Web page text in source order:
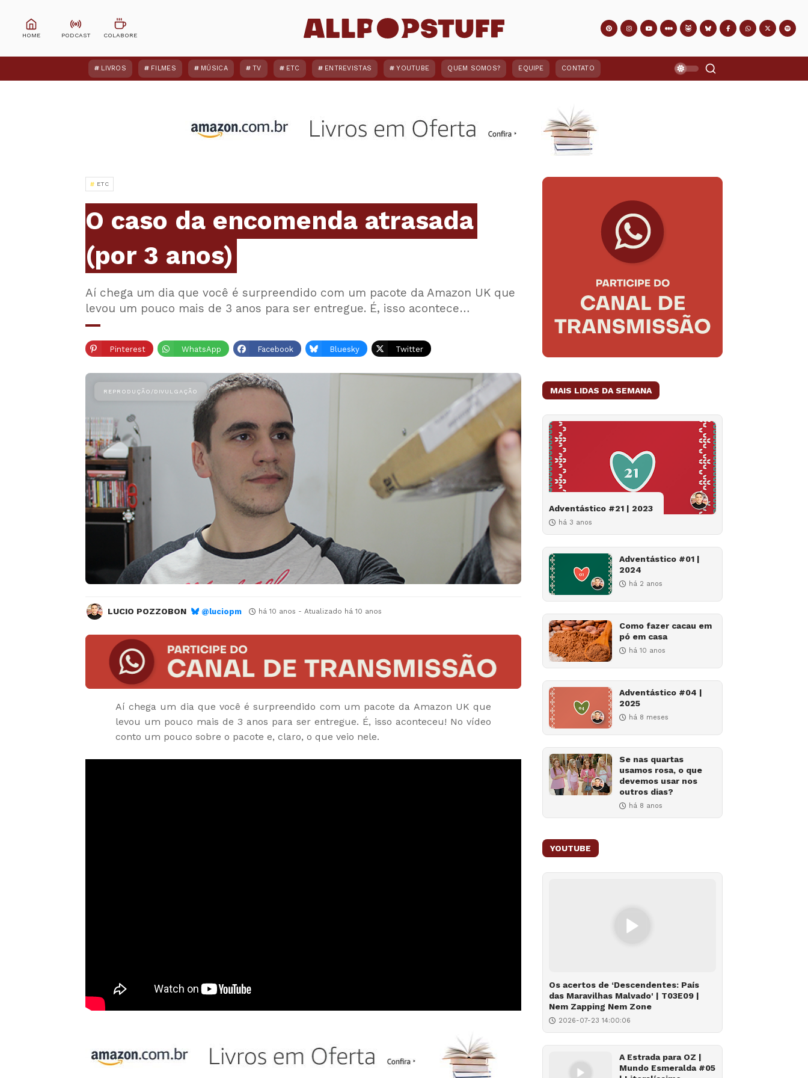
LIVROS FILMES MÚSICA TV ETC ENTREVISTAS YOUTUBE QUEM SOMOS? EQUIPE CONTATO
ETC
O caso da encomenda atrasada
(por 3 anos)
Aí chega um dia que você é surpreendido com um pacote da Amazon UK que
levou um pouco mais de 3 anos para ser entregue. É, isso acontece…
Pinterest WhatsApp Facebook Bluesky Twitter
LUCIO POZZOBON @luciopm há 10 anos - Atualizado há 10 anos
Aí chega um dia que você é surpreendido com um pacote da Amazon UK que
levou um pouco mais de 3 anos para ser entregue. É, isso aconteceu! No vídeo
conto um pouco sobre o pacote e, claro, o que veio nele.
MAIS LIDAS DA SEMANA
Adventástico #21 | 2023
há 3 anos
Adventástico #01 |
2024
há 2 anos
Como fazer cacau em
pó em casa
há 10 anos
Adventástico #04 |
2025
há 8 meses
Se nas quartas
usamos rosa, o que
devemos usar nos
outros dias?
há 8 anos
YOUTUBE
Os acertos de ‘Descendentes: País
das Maravilhas Malvado' | T03E09 |
Nem Zapping Nem Zone
2026-07-23 14:00:06
A Estrada para OZ |
Mundo Esmeralda #05